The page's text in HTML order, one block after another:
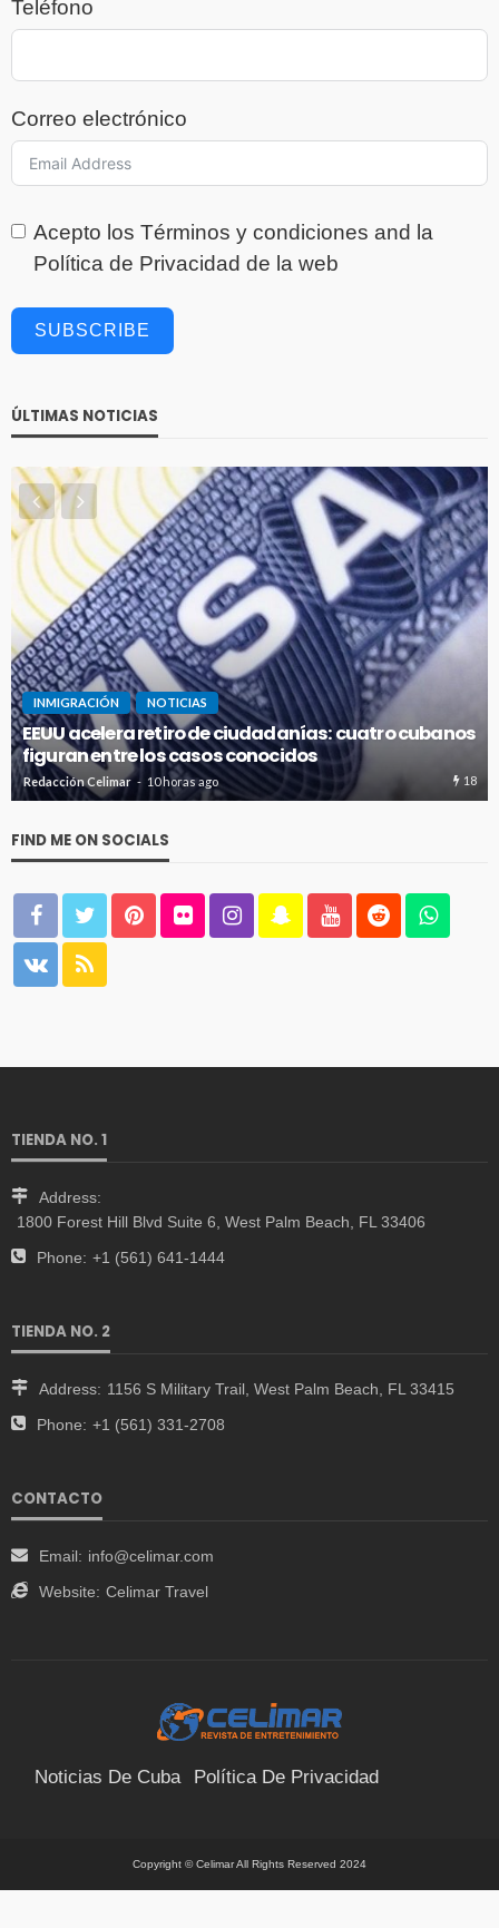
Teléfono
Correo electrónico
Acepto los Términos y condiciones and la
Política de Privacidad de la web
SUBSCRIBE
ÚLTIMAS NOTICIAS
NOTICIAS
MultiplyHelp: Conecta con clientes y trabajadores
de forma sencilla para ganar dinero extra
Celimar Redacción 1 día ago 442
FIND ME ON SOCIALS
TIENDA NO. 1
Address:
1800 Forest Hill Blvd Suite 6, West Palm Beach, FL 33406
Phone: +1 (561) 641-1444
TIENDA NO. 2
Address: 1156 S Military Trail, West Palm Beach, FL 33415
Phone: +1 (561) 331-2708
CONTACTO
Email: info@celimar.com
Website: Celimar Travel
Noticias De Cuba Política De Privacidad
Copyright © Celimar All Rights Reserved 2024